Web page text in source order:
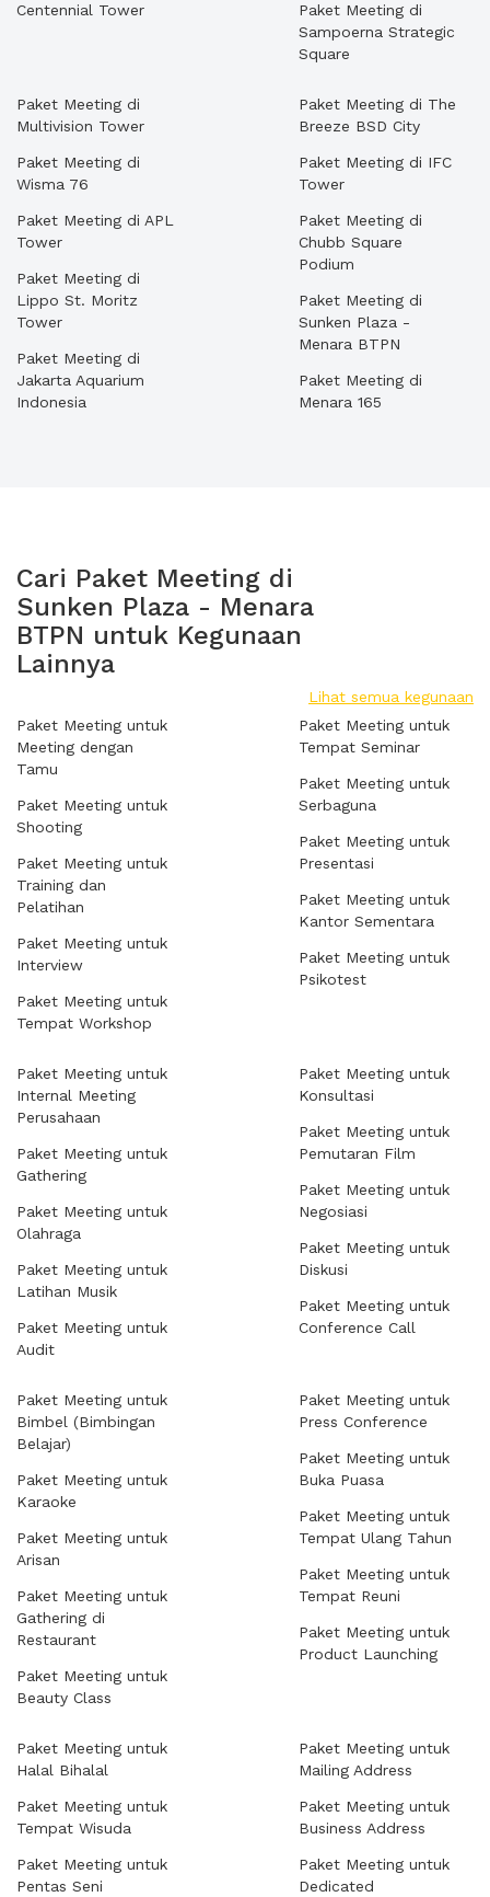
Centennial Tower
Paket Meeting di
Sampoerna Strategic
Square
Paket Meeting di
Multivision Tower
Paket Meeting di
Wisma 76
Paket Meeting di APL
Tower
Paket Meeting di
Lippo St. Moritz
Tower
Paket Meeting di
Jakarta Aquarium
Indonesia
Paket Meeting di The
Breeze BSD City
Paket Meeting di IFC
Tower
Paket Meeting di
Chubb Square
Podium
Paket Meeting di
Sunken Plaza -
Menara BTPN
Paket Meeting di
Menara 165
Cari Paket Meeting di
Sunken Plaza - Menara
BTPN untuk Kegunaan
Lainnya
Lihat semua kegunaan
Paket Meeting untuk
Meeting dengan
Tamu
Paket Meeting untuk
Shooting
Paket Meeting untuk
Training dan
Pelatihan
Paket Meeting untuk
Interview
Paket Meeting untuk
Tempat Workshop
Paket Meeting untuk
Tempat Seminar
Paket Meeting untuk
Serbaguna
Paket Meeting untuk
Presentasi
Paket Meeting untuk
Kantor Sementara
Paket Meeting untuk
Psikotest
Paket Meeting untuk
Internal Meeting
Perusahaan
Paket Meeting untuk
Gathering
Paket Meeting untuk
Olahraga
Paket Meeting untuk
Latihan Musik
Paket Meeting untuk
Audit
Paket Meeting untuk
Konsultasi
Paket Meeting untuk
Pemutaran Film
Paket Meeting untuk
Negosiasi
Paket Meeting untuk
Diskusi
Paket Meeting untuk
Conference Call
Paket Meeting untuk
Bimbel (Bimbingan
Belajar)
Paket Meeting untuk
Karaoke
Paket Meeting untuk
Arisan
Paket Meeting untuk
Gathering di
Restaurant
Paket Meeting untuk
Beauty Class
Paket Meeting untuk
Press Conference
Paket Meeting untuk
Buka Puasa
Paket Meeting untuk
Tempat Ulang Tahun
Paket Meeting untuk
Tempat Reuni
Paket Meeting untuk
Product Launching
Paket Meeting untuk
Halal Bihalal
Paket Meeting untuk
Tempat Wisuda
Paket Meeting untuk
Pentas Seni
Paket Meeting untuk
Mailing Address
Paket Meeting untuk
Business Address
Paket Meeting untuk
Dedicated